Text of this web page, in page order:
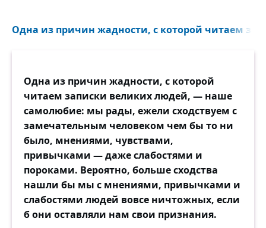
Одна из причин жадности, с которой читаем
Одна из причин жадности, с которой
читаем записки великих людей, — наше
самолюбие: мы рады, ежели сходствуем с
замечательным человеком чем бы то ни
было, мнениями, чувствами,
привычками — даже слабостями и
пороками. Вероятно, больше сходства
нашли бы мы с мнениями, привычками и
слабостями людей вовсе ничтожных, если
б они оставляли нам свои признания.